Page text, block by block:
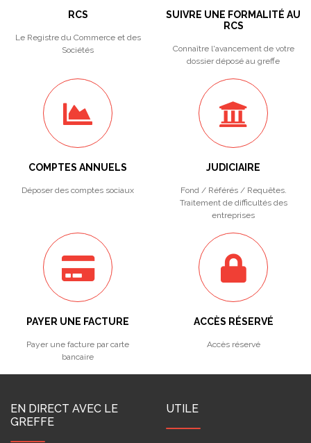
RCS
Le Registre du Commerce et des
Sociétés
SUIVRE UNE FORMALITÉ AU
RCS
Connaître l'avancement de votre
dossier déposé au greffe
COMPTES ANNUELS
Déposer des comptes sociaux
JUDICIAIRE
Fond / Référés / Requêtes.
Traitement de difficultés des
entreprises
PAYER UNE FACTURE
Payer une facture par carte
bancaire
ACCÈS RÉSERVÉ
Accès réservé
EN DIRECT AVEC LE
GREFFE
UTILE